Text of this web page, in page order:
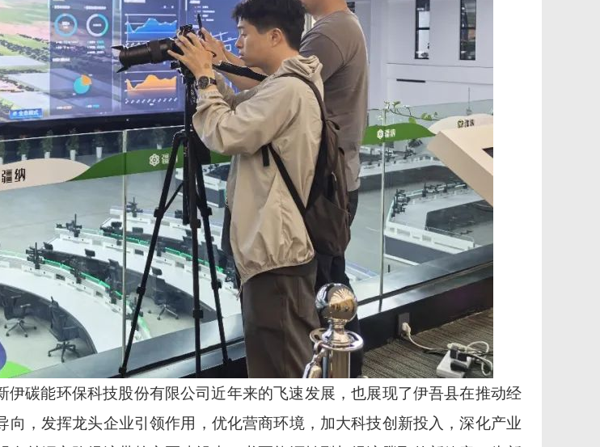
碳能环保科技股份有限公司近年来的飞速发展，也展现了伊吾县在推动经
，发挥龙头企业引领作用，优化营商环境，加大科技创新投入，深化产业